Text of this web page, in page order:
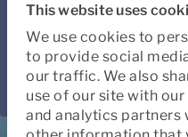
This website uses
We use cookies to
to provide social
our traffic. We also
use of our site with
and analytics partners
hälsotjänster.
för att undvika
sjukskrivningar.